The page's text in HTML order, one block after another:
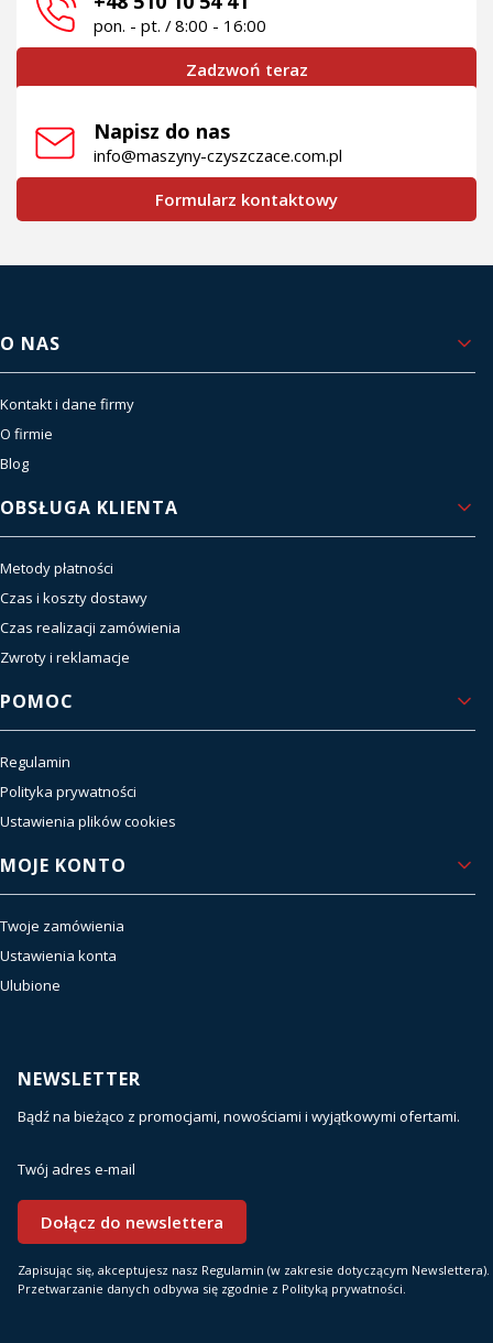
pon. - pt. / 8:00 - 16:00
Zadzwoń teraz
Napisz do nas
info@maszyny-czyszczace.com.pl
Formularz kontaktowy
Linki w stopce
O NAS
Kontakt i dane firmy
O firmie
Blog
OBSŁUGA KLIENTA
Metody płatności
Czas i koszty dostawy
Czas realizacji zamówienia
Zwroty i reklamacje
POMOC
Regulamin
Polityka prywatności
Ustawienia plików cookies
MOJE KONTO
Twoje zamówienia
Ustawienia konta
Ulubione
NEWSLETTER
Bądź na bieżąco z promocjami, nowościami i wyjątkowymi ofertami.
Twój adres e-mail
Dołącz do newslettera
Zapisując się, akceptujesz nasz Regulamin (w zakresie dotyczącym Newslettera).
Przetwarzanie danych odbywa się zgodnie z Polityką prywatności.